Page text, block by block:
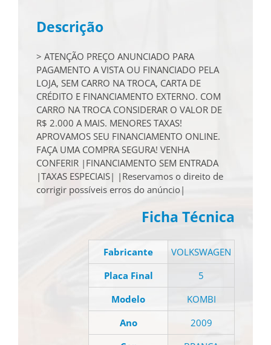
Descrição
> ATENÇÃO PREÇO ANUNCIADO PARA
PAGAMENTO A VISTA OU FINANCIADO PELA
LOJA, SEM CARRO NA TROCA, CARTA DE
CRÉDITO E FINANCIAMENTO EXTERNO. COM
CARRO NA TROCA CONSIDERAR O VALOR DE
R$ 2.000 A MAIS. MENORES TAXAS!
APROVAMOS SEU FINANCIAMENTO ONLINE.
FAÇA UMA COMPRA SEGURA! VENHA
CONFERIR |FINANCIAMENTO SEM ENTRADA
|TAXAS ESPECIAIS| |Reservamos o direito de
corrigir possíveis erros do anúncio|
Ficha Técnica
Fabricante
VOLKSWAGEN
Placa Final
5
Modelo
KOMBI
Ano
2009